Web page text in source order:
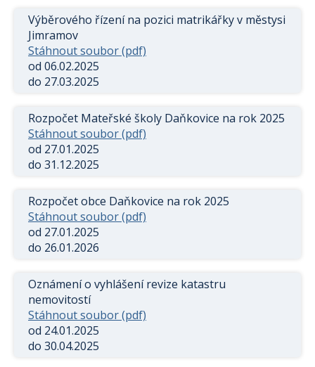
Výběrového řízení na pozici matrikářky v městysi
Jimramov
Stáhnout soubor (pdf)
od 06.02.2025
do 27.03.2025
Rozpočet Mateřské školy Daňkovice na rok 2025
Stáhnout soubor (pdf)
od 27.01.2025
do 31.12.2025
Rozpočet obce Daňkovice na rok 2025
Stáhnout soubor (pdf)
od 27.01.2025
do 26.01.2026
Oznámení o vyhlášení revize katastru
nemovitostí
Stáhnout soubor (pdf)
od 24.01.2025
do 30.04.2025